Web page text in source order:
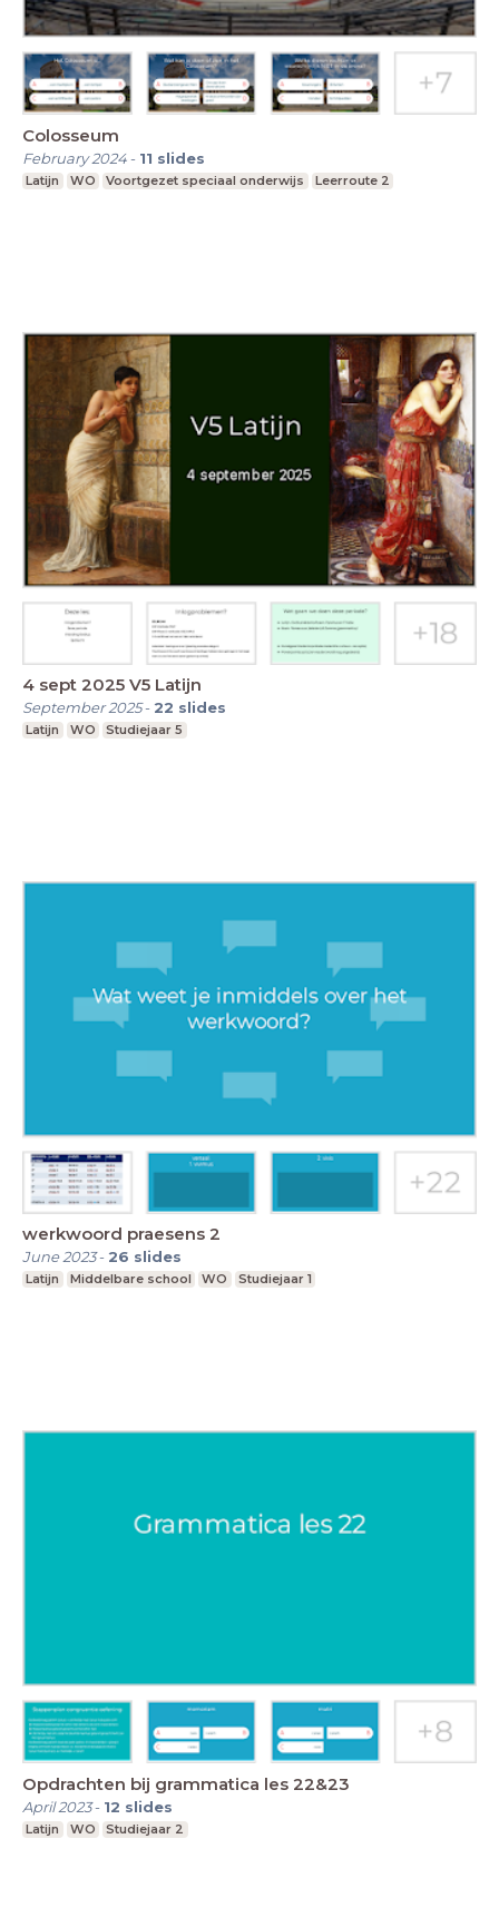
Colosseum
February 2024- 11 slides
Latijn WO Voortgezet speciaal onderwijs Leerroute 2
4 sept 2025 V5 Latijn
September 2025- 22 slides
Latijn WO Studiejaar 5
werkwoord praesens 2
June 2023- 26 slides
Latijn Middelbare school WO Studiejaar 1
Opdrachten bij grammatica les 22&23
April 2023- 12 slides
Latijn WO Studiejaar 2